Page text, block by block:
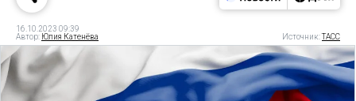
16.10.2023 09:39
Автор: Юлия Катенёва Источник:ТАСС